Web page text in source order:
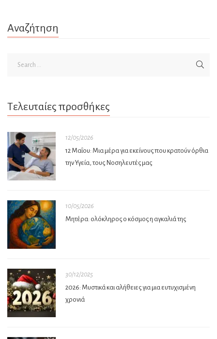
Αναζήτηση
Τελευταίες προσθήκες
12/05/2026
12 Μαΐου: Μια μέρα για εκείνους που κρατούν όρθια
την Υγεία, τους Νοσηλευτές μας
10/05/2026
Μητέρα: ολόκληρος ο κόσμος η αγκαλιά της
30/12/2025
2026: Μυστικά και αλήθειες για μια ευτυχισμένη
χρονιά